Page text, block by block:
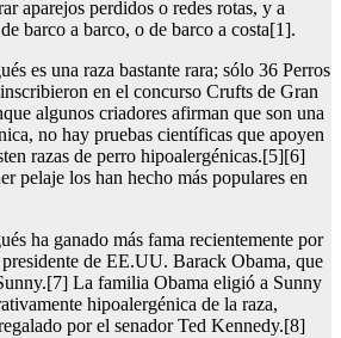
aparejos perdidos o redes rotas, y a
barco a barco, o de barco a costa[1].
es una raza bastante rara; sólo 36 Perros
en el concurso Crufts de Gran
algunos criadores afirman que son una
no hay pruebas científicas que apoyen
razas de perro hipoalergénicas.[5][6]
pelaje los han hecho más populares en
ha ganado más fama recientemente por
de EE.UU. Barack Obama, que
La familia Obama eligió a Sunny
hipoalergénica de la raza,
por el senador Ted Kennedy.[8]